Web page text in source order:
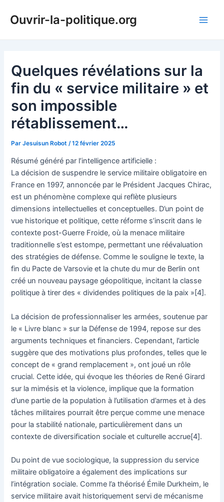
Ouvrir-la-politique.org
Quelques révélations sur la
fin du « service militaire » et
son impossible
rétablissement…
ParJesuisun Robot /12 février 2025
Résumé généré par l’intelligence artificielle :
La décision de suspendre le service militaire obligatoire en
France en 1997, annoncée par le Président Jacques Chirac,
est un phénomène complexe qui reflète plusieurs
dimensions intellectuelles et conceptuelles. D’un point de
vue historique et politique, cette réforme s’inscrit dans le
contexte post-Guerre Froide, où la menace militaire
traditionnelle s’est estompe, permettant une réévaluation
des stratégies de défense. Comme le souligne le texte, la
fin du Pacte de Varsovie et la chute du mur de Berlin ont
créé un nouveau paysage géopolitique, incitant la classe
politique à tirer des « dividendes politiques de la paix »[4].
La décision de professionnaliser les armées, soutenue par
le « Livre blanc » sur la Défense de 1994, repose sur des
arguments techniques et financiers. Cependant, l’article
suggère que des motivations plus profondes, telles que le
concept de « grand remplacement », ont joué un rôle
crucial. Cette idée, qui évoque les théories de René Girard
sur la mimésis et la violence, implique que la formation
d’une partie de la population à l’utilisation d’armes et à des
tâches militaires pourrait être perçue comme une menace
pour la stabilité nationale, particulièrement dans un
contexte de diversification sociale et culturelle accrue[4].
Du point de vue sociologique, la suppression du service
militaire obligatoire a également des implications sur
l’intégration sociale. Comme l’a théorisé Émile Durkheim, le
service militaire avait historiquement servi de mécanisme